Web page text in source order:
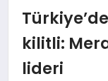
EKONOMI
MAGAZIN
kilitli:
lideri